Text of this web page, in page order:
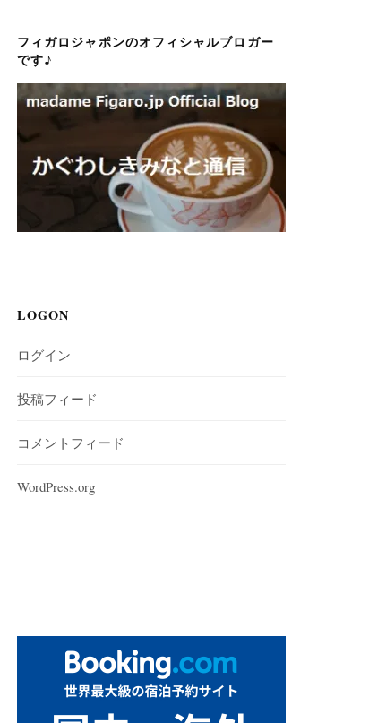
フィガロジャポンのオフィシャルブロガー
です♪
LOGON
ログイン
投稿フィード
コメントフィード
WordPress.org